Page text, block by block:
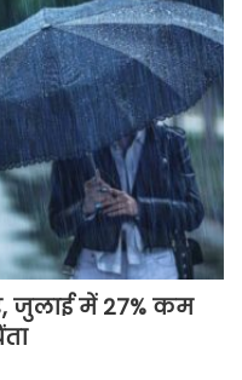
जुलाई में 27% कम